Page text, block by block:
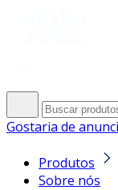
Gostaria de
Produtos
Sobre nós